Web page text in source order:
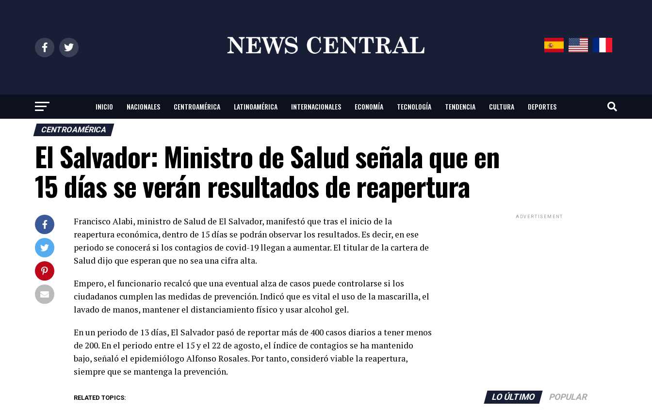
INICIO NACIONALES CENTROAMÉRICA LATINOAMÉRICA INTERNACIONALES ECONOMÍA TECNOLOGÍA TENDENCIA CULTURA DEPORTES
CENTROAMÉRICA
El Salvador: Ministro de Salud señala que en
15 días se verán resultados de reapertura
Francisco Alabi, ministro de Salud de El Salvador, manifestó que tras el inicio de la
reapertura económica, dentro de 15 días se podrán observar los resultados. Es decir, en ese
periodo se conocerá si los contagios de covid-19 llegan a aumentar. El titular de la cartera de
Salud dijo que esperan que no sea una cifra alta.
Empero, el funcionario recalcó que una eventual alza de casos puede controlarse si los
ciudadanos cumplen las medidas de prevención. Indicó que es vital el uso de la mascarilla, el
lavado de manos, mantener el distanciamiento físico y usar alcohol gel.
En un periodo de 13 días, El Salvador pasó de reportar más de 400 casos diarios a tener menos
de 200. En el periodo entre el 15 y el 22 de agosto, el índice de contagios se ha mantenido
bajo, señaló el epidemiólogo Alfonso Rosales. Por tanto, consideró viable la reapertura,
siempre que se mantenga la prevención.
RELATED TOPICS:
ADVERTISEMENT
LO ÚLTIMO POPULAR